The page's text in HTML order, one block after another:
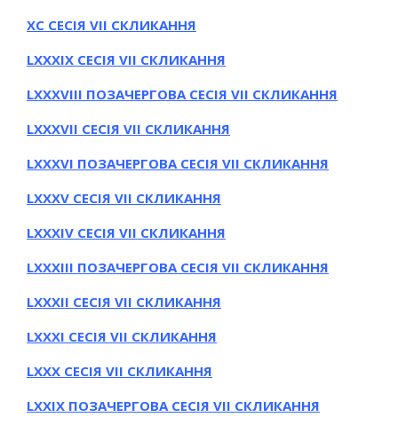
ХС СЕСІЯ VII СКЛИКАННЯ
LXXХІХ СЕСІЯ VII СКЛИКАННЯ
LXXХVІІІ ПОЗАЧЕРГОВА СЕСІЯ VII СКЛИКАННЯ
LXXХVІІ СЕСІЯ VII СКЛИКАННЯ
LXXХVІ ПОЗАЧЕРГОВА СЕСІЯ VII СКЛИКАННЯ
LXXХV СЕСІЯ VII СКЛИКАННЯ
LXXХІV СЕСІЯ VII СКЛИКАННЯ
LXXХІІІ ПОЗАЧЕРГОВА СЕСІЯ VII СКЛИКАННЯ
LXXХІІ СЕСІЯ VII СКЛИКАННЯ
LXXХІ СЕСІЯ VII СКЛИКАННЯ
LXXХ СЕСІЯ VII СКЛИКАННЯ
LXXІХ ПОЗАЧЕРГОВА СЕСІЯ VII СКЛИКАННЯ